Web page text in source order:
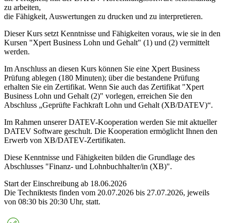
zu arbeiten,
die Fähigkeit, Auswertungen zu drucken und zu interpretieren.
Dieser Kurs setzt Kenntnisse und Fähigkeiten voraus, wie sie in den
Kursen "Xpert Business Lohn und Gehalt" (1) und (2) vermittelt
werden.
Im Anschluss an diesen Kurs können Sie eine Xpert Business
Prüfung ablegen (180 Minuten); über die bestandene Prüfung
erhalten Sie ein Zertifikat. Wenn Sie auch das Zertifikat "Xpert
Business Lohn und Gehalt (2)" vorlegen, erreichen Sie den
Abschluss „Geprüfte Fachkraft Lohn und Gehalt (XB/DATEV)“.
Im Rahmen unserer DATEV-Kooperation werden Sie mit aktueller
DATEV Software geschult. Die Kooperation ermöglicht Ihnen den
Erwerb von XB/DATEV-Zertifikaten.
Diese Kenntnisse und Fähigkeiten bilden die Grundlage des
Abschlusses "Finanz- und Lohnbuchhalter/in (XB)".
Start der Einschreibung ab 18.06.2026
Die Techniktests finden vom 20.07.2026 bis 27.07.2026, jeweils
von 08:30 bis 20:30 Uhr, statt.